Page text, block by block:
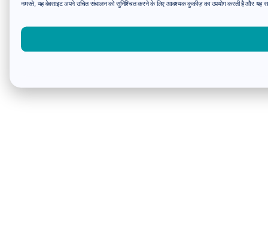
नमस्ते, यह वेबसाइट अपने उचित संचालन को सुनिश्चित करने के लिए आवश्यक कुकीज़ का उपयोग करती है और यह